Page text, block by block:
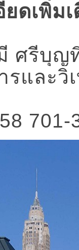
ยดเพิ่ม
ศรีบุญ
รแล
701-